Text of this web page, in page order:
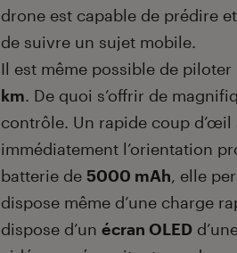
drone est capable de prédire
de suivre un sujet mobile.
Il est même possible de
km. De quoi s’offrir de
contrôle. Un rapide coup
immédiatement l’orientation
batterie de 5000 mAh, elle
dispose même d’une charge
dispose d’un écran OLED